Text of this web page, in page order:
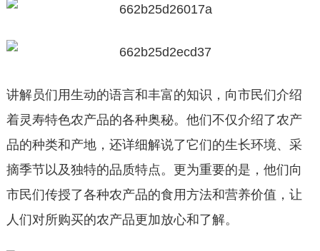
讲解员们用生动的语言和丰富的知识，向市民们介绍
着灵寿特色农产品的各种奥秘。他们不仅介绍了农产
品的种类和产地，还详细解说了它们的生长环境、采
摘季节以及独特的品质特点。更为重要的是，他们向
市民们传授了各种农产品的食用方法和营养价值，让
人们对所购买的农产品更加放心和了解。